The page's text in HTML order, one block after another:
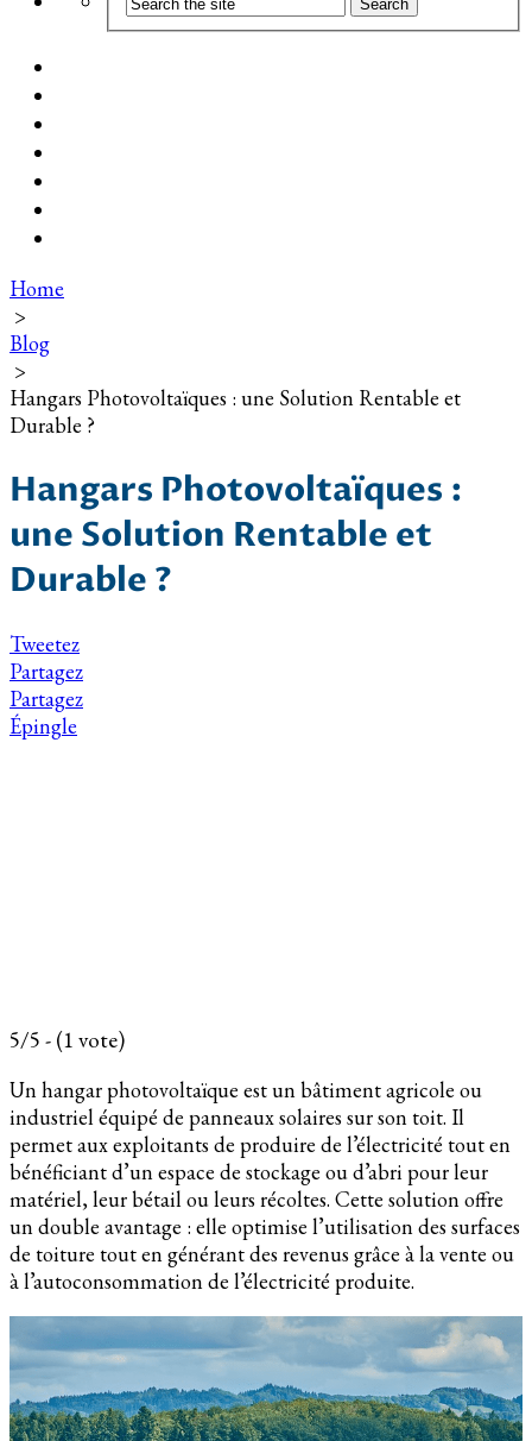
Home
>
Blog
>
Hangars Photovoltaïques : une Solution Rentable et
Durable ?
Hangars Photovoltaïques :
une Solution Rentable et
Durable ?
Tweetez
Partagez
Partagez
Épingle
5/5 - (1 vote)
Un hangar photovoltaïque est un bâtiment agricole ou
industriel équipé de panneaux solaires sur son toit. Il
permet aux exploitants de produire de l’électricité tout en
bénéficiant d’un espace de stockage ou d’abri pour leur
matériel, leur bétail ou leurs récoltes. Cette solution offre
un double avantage : elle optimise l’utilisation des surfaces
de toiture tout en générant des revenus grâce à la vente ou
à l’autoconsommation de l’électricité produite.